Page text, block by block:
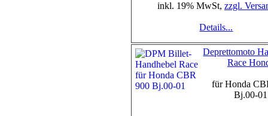
inkl. 19% MwSt, zzgl.
Details...
Deprettomoto
Race
für Honda
Bj.00-01